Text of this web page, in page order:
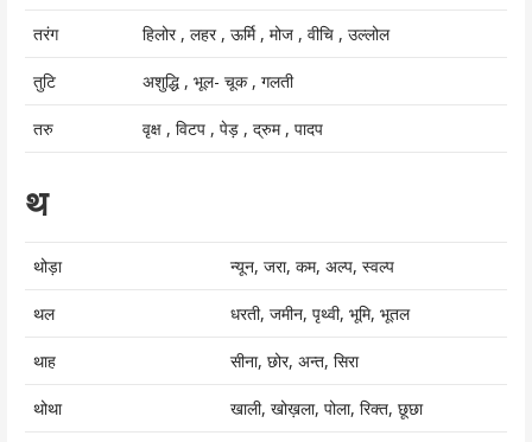
तरंग हिलोर , लहर , ऊर्मि , मोज , वीचि , उल्लोल
तुटि अशुद्धि , भूल- चूक , गलती
तरु वृक्ष , विटप , पेड़ , द्रुम , पादप
थ
थोड़ा न्यून, जरा, कम, अल्प, स्वल्प
थल धरती, जमीन, पृथ्वी, भूमि, भूतल
थाह सीना, छोर, अन्त, सिरा
थोथा खाली, खोख़ला, पोला, रिक्त, छूछा